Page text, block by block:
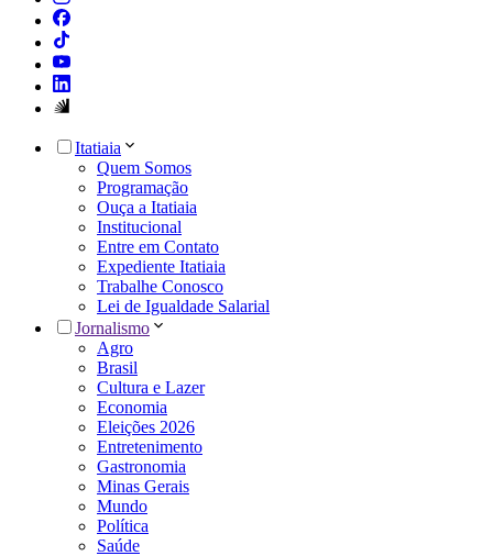
Itatiaia
Quem Somos
Programação
Ouça a Itatiaia
Institucional
Entre em Contato
Expediente Itatiaia
Trabalhe Conosco
Lei de Igualdade Salarial
Jornalismo
Agro
Brasil
Cultura e Lazer
Economia
Eleições 2026
Entretenimento
Gastronomia
Minas Gerais
Mundo
Política
Saúde